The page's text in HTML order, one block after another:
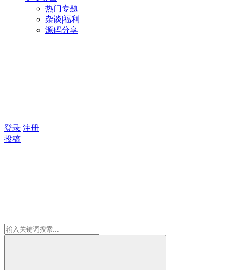
热门专题
杂谈|福利
源码分享
登录 注册
投稿